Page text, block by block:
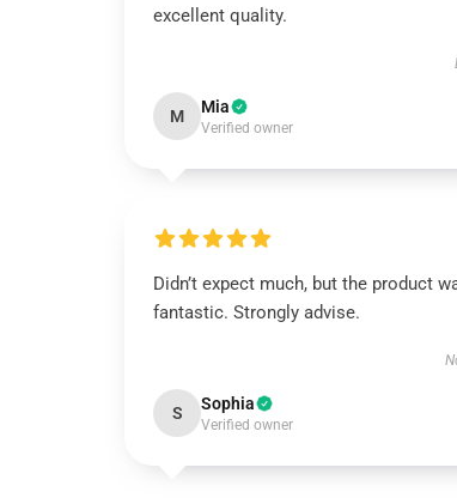
excellent quality.
M Mia
Verified owner
Didn’t expect much, but the product
fantastic. Strongly advise.
S Sophia
Verified owner